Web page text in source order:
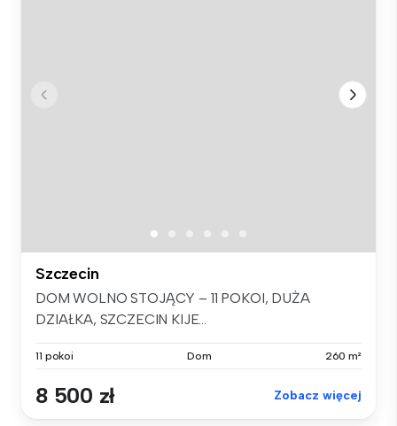
Szczecin
DOM WOLNO STOJĄCY – 11 POKOI, DUŻA
DZIAŁKA, SZCZECIN KIJE...
11 pokoi Dom 260 m²
8 500 zł Zobacz więcej